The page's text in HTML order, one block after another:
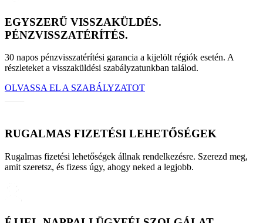
EGYSZERŰ VISSZAKÜLDÉS.
PÉNZVISSZATÉRÍTÉS.
30 napos pénzvisszatérítési garancia a kijelölt régiók esetén. A
részleteket a visszaküldési szabályzatunkban találod.
OLVASSA EL A SZABÁLYZATOT
RUGALMAS FIZETÉSI LEHETŐSÉGEK
Rugalmas fizetési lehetőségek állnak rendelkezésre. Szerezd meg,
amit szeretsz, és fizess úgy, ahogy neked a legjobb.